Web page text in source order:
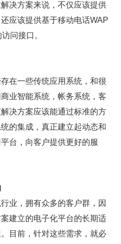
决方案来说，不仅应该提供
应该提供基于移动电话WAP
问接口。
在一些传统应用系统，和很
业智能系统，帐务系统，客
决方案应该能通过标准的方
的集成，真正建立起动态和
台，向客户提供更好的服
业，拥有众多的客户群，因
建立的电子化平台的长期适
目前，针对这些需求，就必